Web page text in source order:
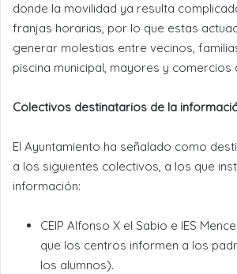
donde la movilidad ya resulta
franjas horarias, por lo que estas
generar molestias entre vecinos,
piscina municipal, mayores y comercios
Colectivos destinatarios de la
El Ayuntamiento ha señalado como
a los siguientes colectivos, a los que
información:
CEIP Alfonso X el Sabio e IES
que los centros informen a los
los alumnos).